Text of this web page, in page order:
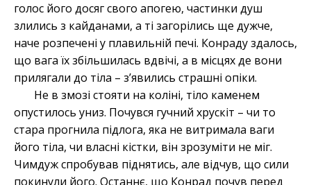
голос його досяг свого апогею, частинки душ
злились з кайданами, а ті загорілись ще дужче,
наче розпечені у плавильній печі. Конраду здалось,
що вага їх збільшилась вдвічі, а в місцях де вони
прилягали до тіла – з’явились страшні опіки.
Не в змозі стояти на коліні, тіло каменем
опустилось униз. Почувся гучний хрускіт – чи то
стара прогнила підлога, яка не витримала ваги
його тіла, чи власні кістки, він зрозуміти не міг.
Чимдуж спробував піднятись, але відчув, що сили
покинули його. Останнє, що Конрад почув перед